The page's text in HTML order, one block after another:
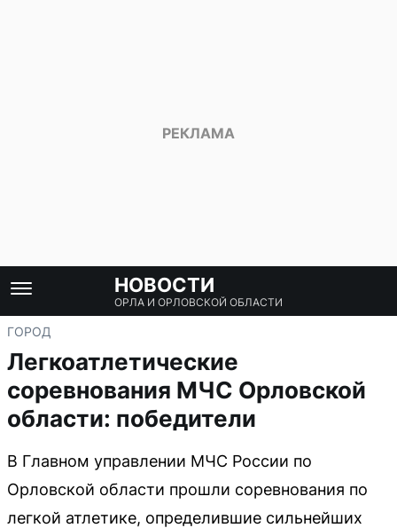
НОВОСТИ
ОРЛА И ОРЛОВСКОЙ ОБЛАСТИ
ГОРОД
Легкоатлетические
соревнования МЧС Орловской
области: победители
В Главном управлении МЧС России по
Орловской области прошли соревнования по
легкой атлетике, определившие сильнейших